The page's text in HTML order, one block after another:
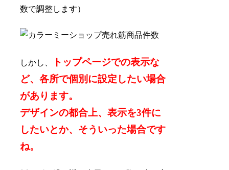
数で調整します）
しかし、
トップページでの表示な
ど、各所で個別に設定したい場合
があります。
デザインの都合上、表示を3件に
したいとか、そういった場合です
ね。